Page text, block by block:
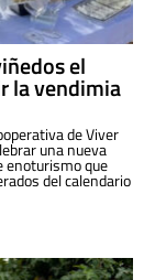
el
la vendimia
de Viver
una nueva
enoturismo que
del calendario